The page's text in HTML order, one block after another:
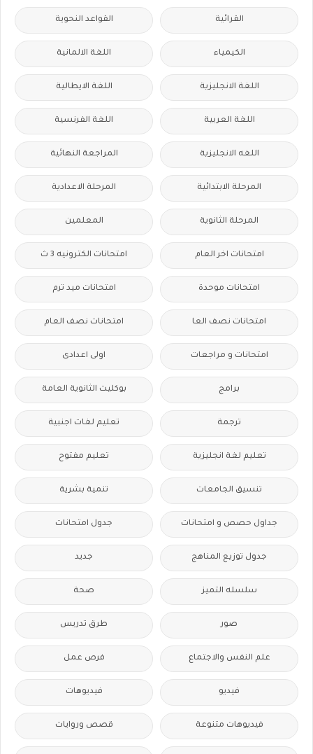
القرائية القواعد النحوية
الكيمياء اللغة الالمانية
اللغة الانجليزية اللغة الايطالية
اللغة العربية اللغة الفرنسية
اللغه الانجليزية المراجعة النهائية
المرحلة الابتدائية المرحلة الاعدادية
المرحلة الثانوية المعلمين
امتحانات اخر العام امتحانات الكترونيه 3 ث
امتحانات موحدة امتحانات ميد ترم
امتحانات نصف العا امتحانات نصف العام
امتحانات و مراجعات اولى اعدادى
برامج بوكليت الثانوية العامة
ترجمة تعليم لغات اجنبية
تعليم لغة انجليزية تعليم مفتوح
تنسيق الجامعات تنمية بشرية
جداول حصص و امتحانات جدول امتحانات
جدول توزيع المناهج جديد
سلسله التميز صحة
صور طرق تدريس
علم النفس والاجتماع فرص عمل
فيديو فيديوهات
فيديوهات متنوعة قصص وروايات